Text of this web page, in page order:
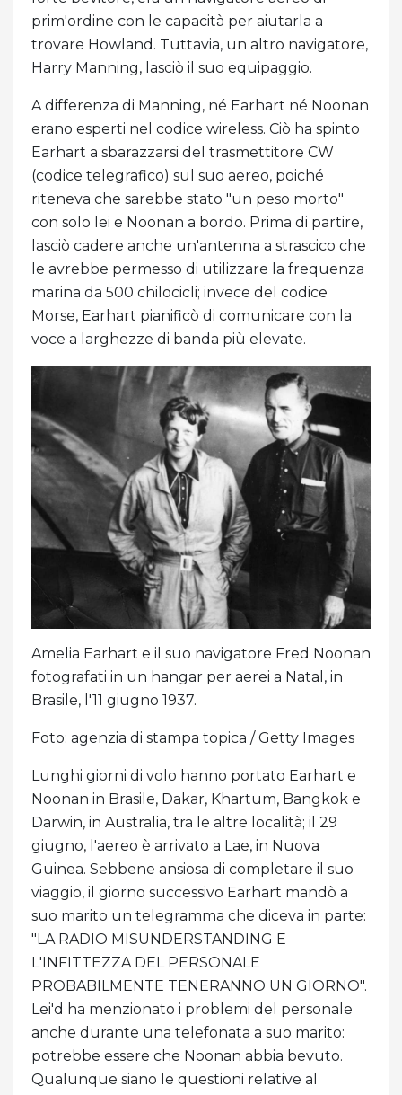
prim'ordine con le capacità per aiutarla a
trovare Howland. Tuttavia, un altro navigatore,
Harry Manning, lasciò il suo equipaggio.
A differenza di Manning, né Earhart né Noonan
erano esperti nel codice wireless. Ciò ha spinto
Earhart a sbarazzarsi del trasmettitore CW
(codice telegrafico) sul suo aereo, poiché
riteneva che sarebbe stato "un peso morto"
con solo lei e Noonan a bordo. Prima di partire,
lasciò cadere anche un'antenna a strascico che
le avrebbe permesso di utilizzare la frequenza
marina da 500 chilocicli; invece del codice
Morse, Earhart pianificò di comunicare con la
voce a larghezze di banda più elevate.
Amelia Earhart e il suo navigatore Fred Noonan
fotografati in un hangar per aerei a Natal, in
Brasile, l'11 giugno 1937.
Foto: agenzia di stampa topica / Getty Images
Lunghi giorni di volo hanno portato Earhart e
Noonan in Brasile, Dakar, Khartum, Bangkok e
Darwin, in Australia, tra le altre località; il 29
giugno, l'aereo è arrivato a Lae, in Nuova
Guinea. Sebbene ansiosa di completare il suo
viaggio, il giorno successivo Earhart mandò a
suo marito un telegramma che diceva in parte:
"LA RADIO MISUNDERSTANDING E
L'INFITTEZZA DEL PERSONALE
PROBABILMENTE TENERANNO UN GIORNO".
Lei'd ha menzionato i problemi del personale
anche durante una telefonata a suo marito:
potrebbe essere che Noonan abbia bevuto.
Qualunque siano le questioni relative al